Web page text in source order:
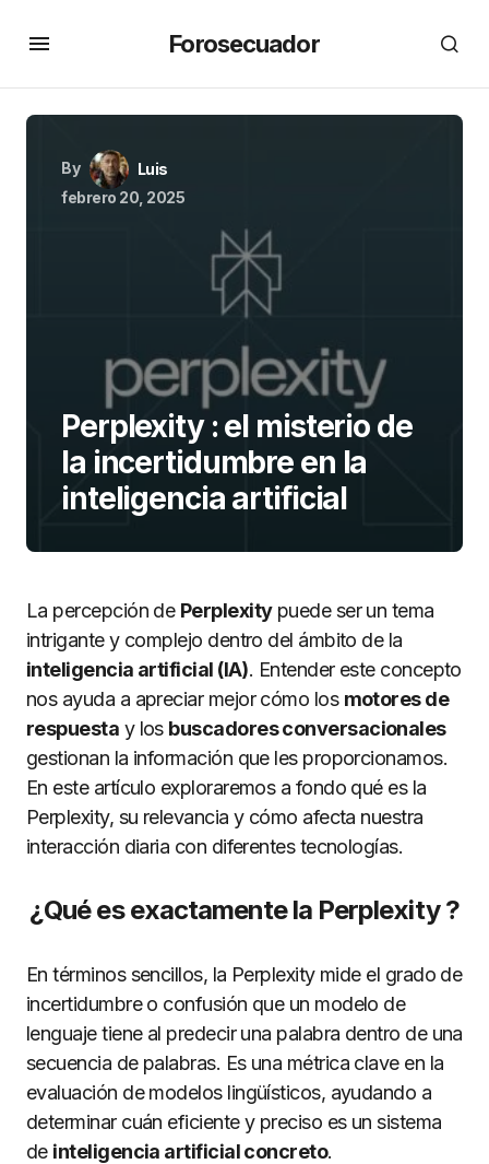
Forosecuador
By
Luis
febrero 20, 2025
Perplexity : el misterio de
la incertidumbre en la
inteligencia artificial
La percepción de Perplexitypuede ser un tema
intrigante y complejo dentro del ámbito de la
inteligencia artificial (IA). Entender este concepto
nos ayuda a apreciar mejor cómo los motores de
respuesta y los buscadores conversacionales
gestionan la información que les proporcionamos.
En este artículo exploraremos a fondo qué es la
Perplexity, su relevancia y cómo afecta nuestra
interacción diaria con diferentes tecnologías.
¿Qué es exactamente la Perplexity ?
En términos sencillos, la Perplexity mide el grado de
incertidumbre o confusión que un modelo de
lenguaje tiene al predecir una palabra dentro de una
secuencia de palabras. Es una métrica clave en la
evaluación de modelos lingüísticos, ayudando a
determinar cuán eficiente y preciso es un sistema
de inteligencia artificial concreto.